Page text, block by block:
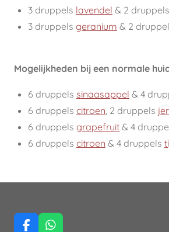
3 druppels lavendel & 2 druppels
3 druppels geranium & 2
Mogelijkheden bij een normale
6 druppels sinaasappel & 4
6 druppels citroen , 2 druppels
6 druppels grapefruit & 4
6 druppels citroen & 4 druppels
F
W